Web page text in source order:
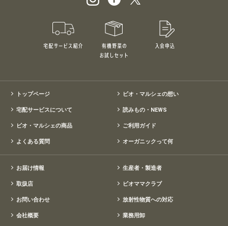
宅配サービス紹介 有機野菜のお試しセット
トップページ ビオ・マルシェの想い
宅配サービスについて 読みもの・NEWS
ビオ・マルシェの商品 ご利用ガイド
よくある質問 オーガニックって何
お届け情報 生産者・製造者
取扱店 ビオママクラブ
お問い合わせ 放射性物質への対応
会社概要 業務用卸